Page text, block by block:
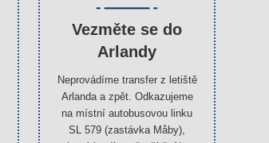
Vezměte se do
Arlandy
Neprovádíme transfer z letiště
Arlanda a zpět. Odkazujeme
na místní autobusovou linku
SL 579 (zastávka Måby),